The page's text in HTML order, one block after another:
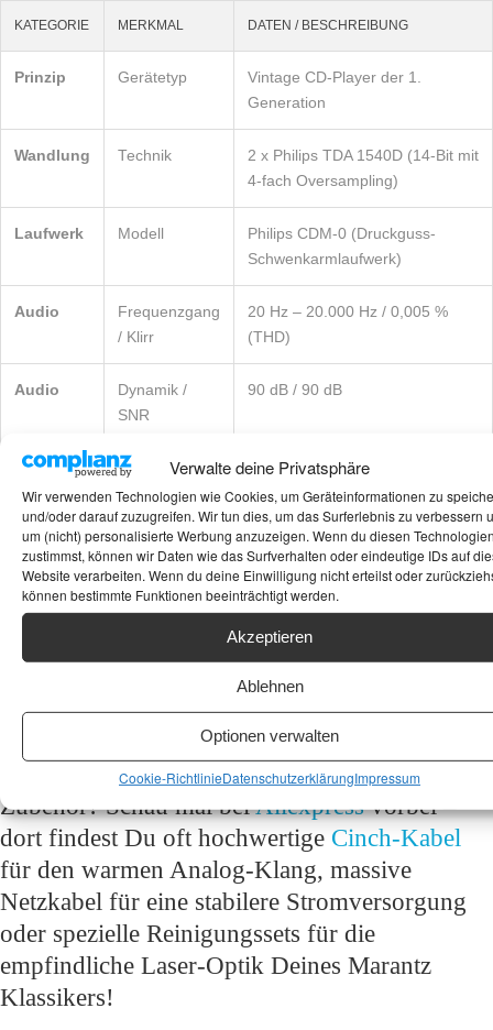
Verwalte deine Privatsphäre
Wir verwenden Technologien wie Cookies, um Geräteinformationen zu
und/oder darauf zuzugreifen. Wir tun dies, um das Surferlebnis zu verbessern
um (nicht) personalisierte Werbung anzuzeigen. Wenn du diesen
zustimmst, können wir Daten wie das Surfverhalten oder eindeutige IDs auf
Website verarbeiten. Wenn du deine Einwilligung nicht erteilst oder
können bestimmte Funktionen beeinträchtigt werden.
Akzeptieren
Ablehnen
Optionen verwalten
Cookie-RichtlinieDatenschutzerklärungImpressum
KATEGORIE MERKMAL DATEN / BESCHREIBUNG
Prinzip Gerätetyp
Vintage CD-Player der 1.
Generation
Wandlung Technik
2 x Philips TDA 1540D (14-Bit mit
4-fach Oversampling)
Laufwerk Modell
Philips CDM-0 (Druckguss-
Schwenkarmlaufwerk)
Audio
Frequenzgang
/ Klirr
20 Hz – 20.000 Hz / 0,005 %
(THD)
Audio
Dynamik /
SNR
90 dB / 90 dB
Design Besonderheit
Theatralischer
Frontlademechanismus
Maße
Gewicht /
Größe
ca. 8,0 kg / 416 x 81 x 300 mm
(B x H x T)
Möchtest Du Deinen Marantz CD 73 klanglich
voll ausreizen oder suchst Du passendes
Zubehör? Schau mal beiAliexpressvorbei –
dort findest Du oft hochwertige Cinch-Kabel
für den warmen Analog-Klang, massive
Netzkabel für eine stabilere Stromversorgung
oder spezielle Reinigungssets für die
empfindliche Laser-Optik Deines Marantz
Klassikers!